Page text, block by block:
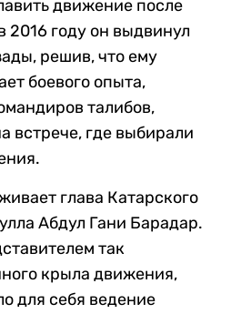
движение после
2016 году он выдвинул
решив, что ему
боевого опыта,
талибов,
встрече, где выбирали
глава Катарского
Абдул Гани Барадар.
так
крыла движения,
для себя ведение